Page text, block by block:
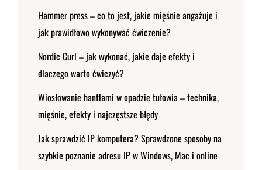
Hammer press – co to jest, jakie mięśnie angażuje i
jak prawidłowo wykonywać ćwiczenie?
Nordic Curl – jak wykonać, jakie daje efekty i
dlaczego warto ćwiczyć?
Wiosłowanie hantlami w opadzie tułowia – technika,
mięśnie, efekty i najczęstsze błędy
Jak sprawdzić IP komputera? Sprawdzone sposoby na
szybkie poznanie adresu IP w Windows, Mac i online